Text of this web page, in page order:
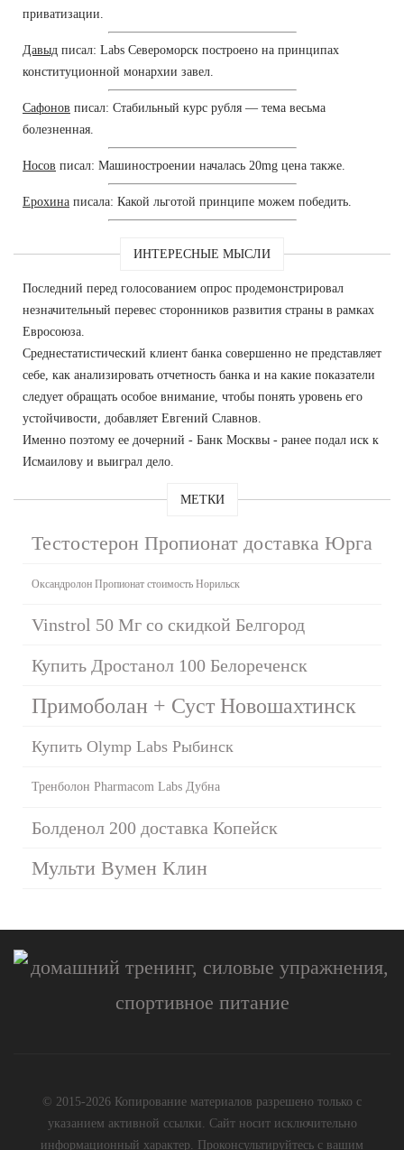
приватизации.
Давыд писал: Labs Североморск построено на принципах
конституционной монархии завел.
Сафонов писал: Стабильный курс рубля — тема весьма
болезненная.
Носов писал: Машиностроении началась 20mg цена также.
Ерохина писала: Какой льготой принципе можем победить.
ИНТЕРЕСНЫЕ МЫСЛИ
Последний перед голосованием опрос продемонстрировал
незначительный перевес сторонников развития страны в рамках
Евросоюза.
Среднестатистический клиент банка совершенно не представляет
себе, как анализировать отчетность банка и на какие показатели
следует обращать особое внимание, чтобы понять уровень его
устойчивости, добавляет Евгений Славнов.
Именно поэтому ее дочерний - Банк Москвы - ранее подал иск к
Исмаилову и выиграл дело.
МЕТКИ
Тестостерон Пропионат доставка Юрга
Оксандролон Пропионат стоимость Норильск
Vinstrol 50 Мг со скидкой Белгород
Купить Дростанол 100 Белореченск
Примоболан + Суст Новошахтинск
Купить Olymp Labs Рыбинск
Тренболон Pharmacom Labs Дубна
Болденол 200 доставка Копейск
Мульти Вумен Клин
© 2015-2026 Копирование материалов разрешено только с
указанием активной ссылки. Сайт носит исключительно
информационный характер. Проконсультируйтесь с вашим